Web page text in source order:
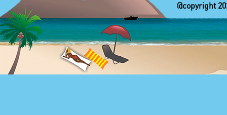
@copyright